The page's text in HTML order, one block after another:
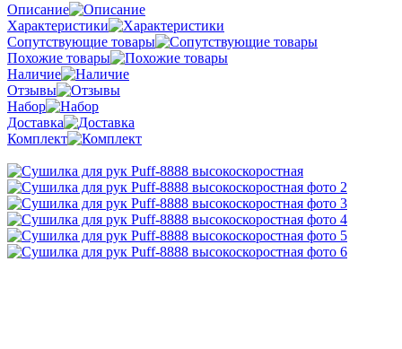
Описание
Характеристики
Сопутствующие товары
Похожие товары
Наличие
Отзывы
Набор
Доставка
Комплект